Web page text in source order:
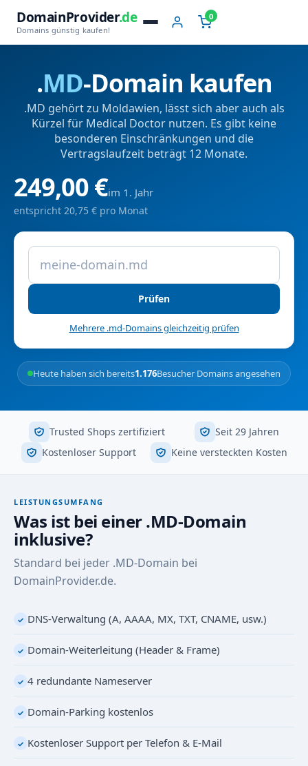
DomainProvider.de
Domains günstig kaufen!
0
.MD-Domain kaufen
.MD gehört zu Moldawien, lässt sich aber auch als
Kürzel für Medical Doctor nutzen. Es gibt keine
besonderen Einschränkungen und die
Vertragslaufzeit beträgt 12 Monate.
249,00 €im 1. Jahr
entspricht 20,75 € pro Monat
Prüfen
Mehrere .md-Domains gleichzeitig prüfen
Heute haben sich bereits1.176Besucher Domains angesehen
Trusted Shops zertifiziert
Seit 29 Jahren
Kostenloser Support
Keine versteckten Kosten
LEISTUNGSUMFANG
Was ist bei einer .MD-Domain
inklusive?
Standard bei jeder .MD-Domain bei
DomainProvider.de.
✓ DNS-Verwaltung (A, AAAA, MX, TXT, CNAME, usw.)
✓ Domain-Weiterleitung (Header & Frame)
✓ 4 redundante Nameserver
✓ Domain-Parking kostenlos
✓ Kostenloser Support per Telefon & E-Mail